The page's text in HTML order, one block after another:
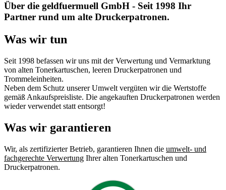
Über die geldfuermuell GmbH - Seit 1998 Ihr
Partner rund um alte Druckerpatronen.
Was wir tun
Seit 1998 befassen wir uns mit der Verwertung und Vermarktung
von alten Tonerkartuschen, leeren Druckerpatronen und
Trommeleinheiten.
Neben dem Schutz unserer Umwelt vergüten wir die Wertstoffe
gemäß Ankaufspreisliste. Die angekauften Druckerpatronen werden
wieder verwendet statt entsorgt!
Was wir garantieren
Wir, als zertifizierter Betrieb, garantieren Ihnen die umwelt- und
fachgerechte Verwertung Ihrer alten Tonerkartuschen und
Druckerpatronen.